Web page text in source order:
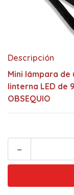
Descripción
Mini lámpara de
linterna LED de
OBSEQUIO
-